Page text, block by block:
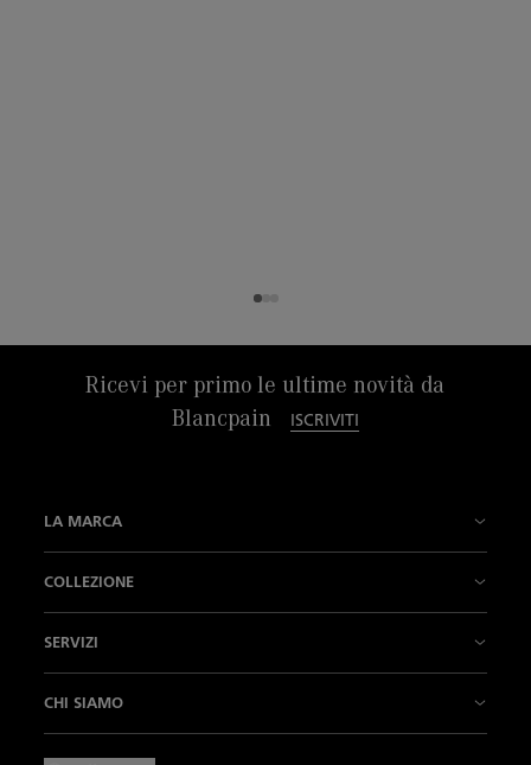
Ricevi per primo le ultime novità da
Blancpain
ISCRIVITI
LA MARCA
La nostra fabbrica
L’Innovazione è la nostra tradizione
COLLEZIONE
Air Command
Villeret
SERVIZI
Contattateci
CHI SIAMO